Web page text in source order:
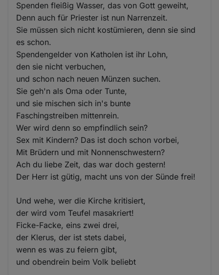
Spenden fleißig Wasser, das von Gott geweiht,
Denn auch für Priester ist nun Narrenzeit.
Sie müssen sich nicht kostümieren, denn sie sind
es schon.
Spendengelder von Katholen ist ihr Lohn,
den sie nicht verbuchen,
und schon nach neuen Münzen suchen.
Sie geh'n als Oma oder Tunte,
und sie mischen sich in's bunte
Faschingstreiben mittenrein.
Wer wird denn so empfindlich sein?
Sex mit Kindern? Das ist doch schon vorbei,
Mit Brüdern und mit Nonnenschwestern?
Ach du liebe Zeit, das war doch gestern!
Der Herr ist gütig, macht uns von der Sünde frei!
Und wehe, wer die Kirche kritisiert,
der wird vom Teufel masakriert!
Ficke-Facke, eins zwei drei,
der Klerus, der ist stets dabei,
wenn es was zu feiern gibt,
und obendrein beim Volk beliebt